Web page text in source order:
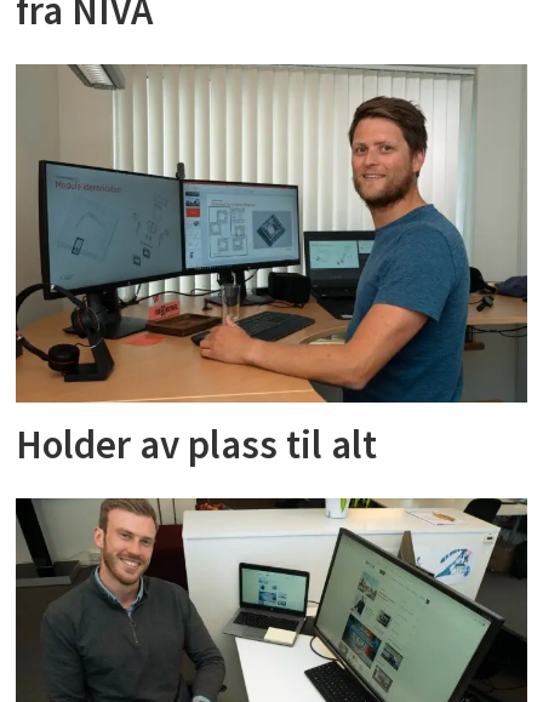
fra NIVA
Holder av plass til alt